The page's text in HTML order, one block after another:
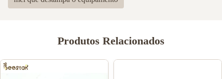
Produtos Relacionados